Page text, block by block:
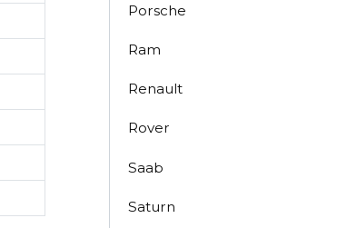
Porsche
Ram
Renault
Rover
Saab
Saturn